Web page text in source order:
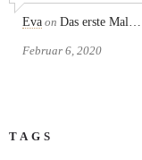
Eva on Das erste Mal…
Februar 6, 2020
TAGS